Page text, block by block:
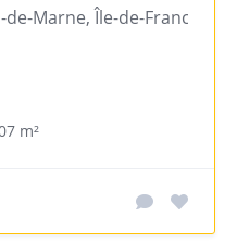
Marne, Île-de-France,
m²